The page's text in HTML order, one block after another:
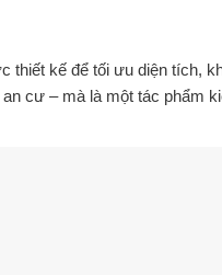
thiết kế để tối ưu diện tích,
cư – mà là một tác phẩm